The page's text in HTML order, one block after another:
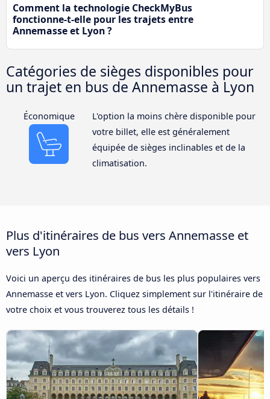
Comment la technologie CheckMyBus
fonctionne-t-elle pour les trajets entre
Annemasse et Lyon ?
Catégories de sièges disponibles pour
un trajet en bus de Annemasse à Lyon
Économique
L'option la moins chère disponible pour
votre billet, elle est généralement
équipée de sièges inclinables et de la
climatisation.
Plus d'itinéraires de bus vers Annemasse et
vers Lyon
Voici un aperçu des itinéraires de bus les plus populaires vers
Annemasse et vers Lyon. Cliquez simplement sur l'itinéraire de
votre choix et vous trouverez tous les détails !